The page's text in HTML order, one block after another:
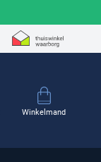
Winkelmand